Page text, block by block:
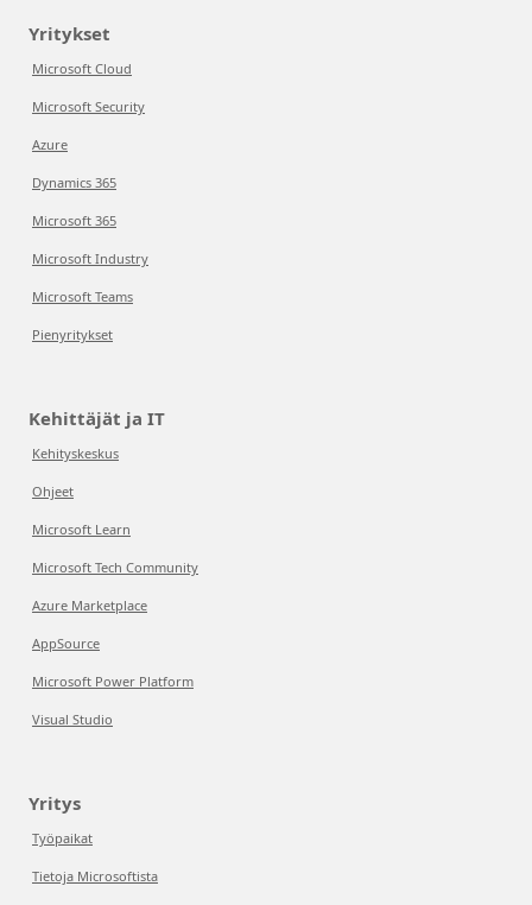
Yritykset
Microsoft Cloud
Microsoft Security
Azure
Dynamics 365
Microsoft 365
Microsoft Industry
Microsoft Teams
Pienyritykset
Kehittäjät ja IT
Kehityskeskus
Ohjeet
Microsoft Learn
Microsoft Tech Community
Azure Marketplace
AppSource
Microsoft Power Platform
Visual Studio
Yritys
Työpaikat
Tietoja Microsoftista